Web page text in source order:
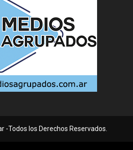
-Todos los Derechos Reservados.